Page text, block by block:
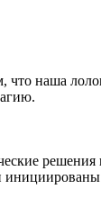
что наша
решения